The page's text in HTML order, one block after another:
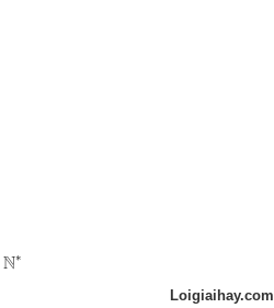
N∗
N∗
Loigiaihay.com